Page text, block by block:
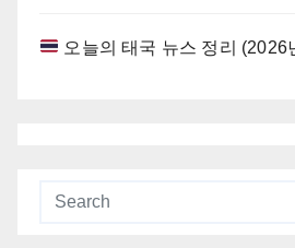
오늘의 태국 뉴스 정리 (2026